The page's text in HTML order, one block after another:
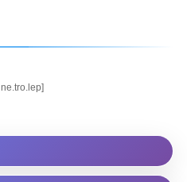
ne.tro.lep]